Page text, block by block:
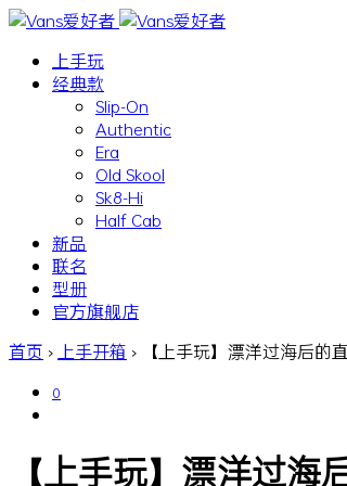
上手玩
经典款
Slip-On
Authentic
Era
Old Skool
Sk8-Hi
Half Cab
新品
联名
型册
官方旗舰店
首页 › 上手开箱 › 【上手玩】漂洋过海后的
0
【上手玩】漂洋过海